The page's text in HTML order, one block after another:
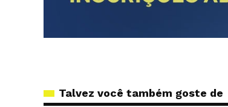
Talvez você também goste de